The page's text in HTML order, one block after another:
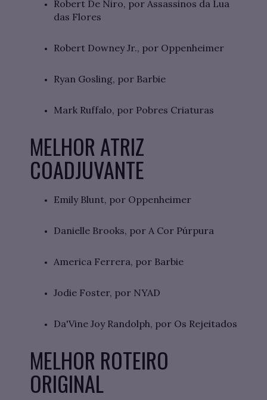
Robert De Niro, por Assassinos da Lua
das Flores
Robert Downey Jr., por Oppenheimer
Ryan Gosling, por Barbie
Mark Ruffalo, por Pobres Criaturas
MELHOR ATRIZ
COADJUVANTE
Emily Blunt, por Oppenheimer
Danielle Brooks, por A Cor Púrpura
America Ferrera, por Barbie
Jodie Foster, por NYAD
Da'Vine Joy Randolph, por Os Rejeitados
MELHOR ROTEIRO
ORIGINAL